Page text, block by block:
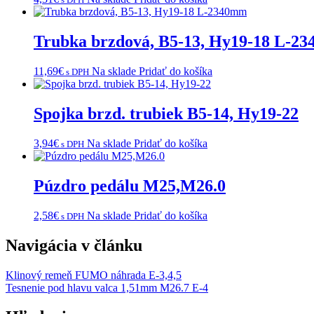
Trubka brzdová, B5-13, Hy19-18 L-
11,69€ s DPH Na sklade Pridať do košíka
Spojka brzd. trubiek B5-14, Hy19-22
3,94€ s DPH Na sklade Pridať do košíka
Púzdro pedálu M25,M26.0
2,58€ s DPH Na sklade Pridať do košíka
Navigácia v článku
Klinový remeň FUMO náhrada E-3,4,5
Tesnenie pod hlavu valca 1,51mm M26.7 E-4